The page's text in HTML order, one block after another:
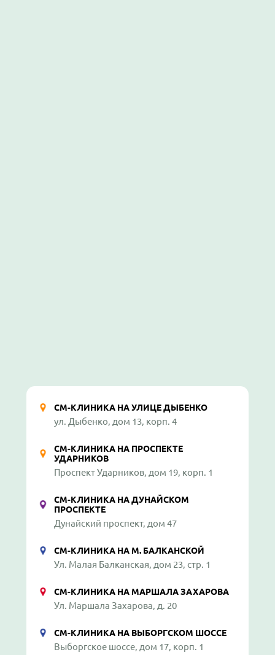
СМ-КЛИНИКА НА УЛИЦЕ ДЫБЕНКО
ул. Дыбенко, дом 13, корп. 4
СМ-КЛИНИКА НА ПРОСПЕКТЕ
УДАРНИКОВ
Проспект Ударников, дом 19, корп. 1
СМ-КЛИНИКА НА ДУНАЙСКОМ
ПРОСПЕКТЕ
Дунайский проспект, дом 47
СМ-КЛИНИКА НА М. БАЛКАНСКОЙ
Ул. Малая Балканская, дом 23, стр. 1
СМ-КЛИНИКА НА МАРШАЛА ЗАХАРОВА
Ул. Маршала Захарова, д. 20
СМ-КЛИНИКА НА ВЫБОРГСКОМ ШОССЕ
Выборгское шоссе, дом 17, корп. 1